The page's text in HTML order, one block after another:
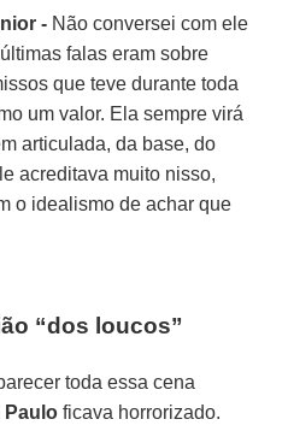
- Não conversei com ele
falas eram sobre
que teve durante toda
um valor. Ela sempre virá
articulada, da base, do
acreditava muito nisso,
o idealismo de achar que
“dos loucos”
toda essa cena
Paulo ficava horrorizado.